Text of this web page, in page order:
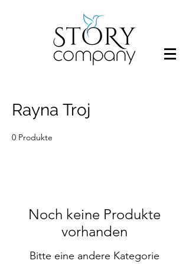
Rayna Troj
0 Produkte
Noch keine Produkte
vorhanden
Bitte eine andere Kategorie